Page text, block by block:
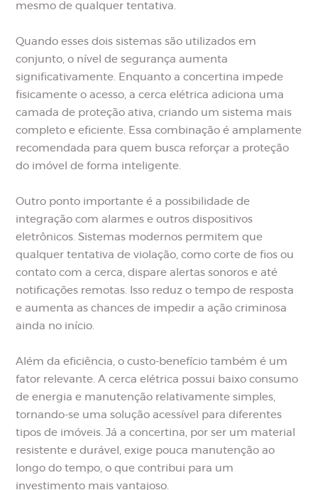
mesmo de qualquer tentativa.
Quando esses dois sistemas são utilizados em
conjunto, o nível de segurança aumenta
significativamente. Enquanto a concertina impede
fisicamente o acesso, a cerca elétrica adiciona uma
camada de proteção ativa, criando um sistema mais
completo e eficiente. Essa combinação é amplamente
recomendada para quem busca reforçar a proteção
do imóvel de forma inteligente.
Outro ponto importante é a possibilidade de
integração com alarmes e outros dispositivos
eletrônicos. Sistemas modernos permitem que
qualquer tentativa de violação, como corte de fios ou
contato com a cerca, dispare alertas sonoros e até
notificações remotas. Isso reduz o tempo de resposta
e aumenta as chances de impedir a ação criminosa
ainda no início.
Além da eficiência, o custo-benefício também é um
fator relevante. A cerca elétrica possui baixo consumo
de energia e manutenção relativamente simples,
tornando-se uma solução acessível para diferentes
tipos de imóveis. Já a concertina, por ser um material
resistente e durável, exige pouca manutenção ao
longo do tempo, o que contribui para um
investimento mais vantajoso.